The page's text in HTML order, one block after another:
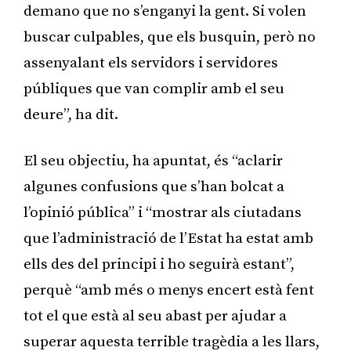
demano que no s’enganyi la gent. Si volen
buscar culpables, que els busquin, però no
assenyalant els servidors i servidores
públiques que van complir amb el seu
deure”, ha dit.
El seu objectiu, ha apuntat, és “aclarir
algunes confusions que s’han bolcat a
l’opinió pública” i “mostrar als ciutadans
que l’administració de l’Estat ha estat amb
ells des del principi i ho seguirà estant”,
perquè “amb més o menys encert està fent
tot el que està al seu abast per ajudar a
superar aquesta terrible tragèdia a les llars,